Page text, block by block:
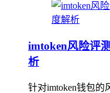
imtoken风险评
析
针对imtoken钱包